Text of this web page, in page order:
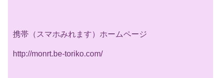
携帯（スマホみれます）ホームページ
http://monrt.be-toriko.com/